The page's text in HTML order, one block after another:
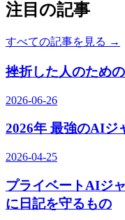
注目の記事
すべての記事を見る →
挫折した人のため
2026-06-26
2026年 最強のAIジ
2026-04-25
プライベートAIジ
に日記を守るもの